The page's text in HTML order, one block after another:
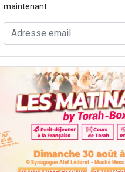
maintenant :